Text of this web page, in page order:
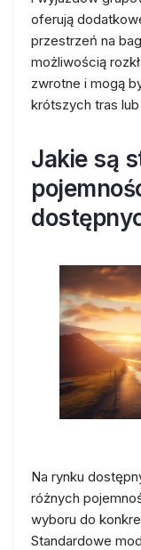
oferują
przestrzeń na
możliwością
zwrotne i mogą
krótszych tras
Jakie są
Na rynku
różnych
wyboru do
Standardowe